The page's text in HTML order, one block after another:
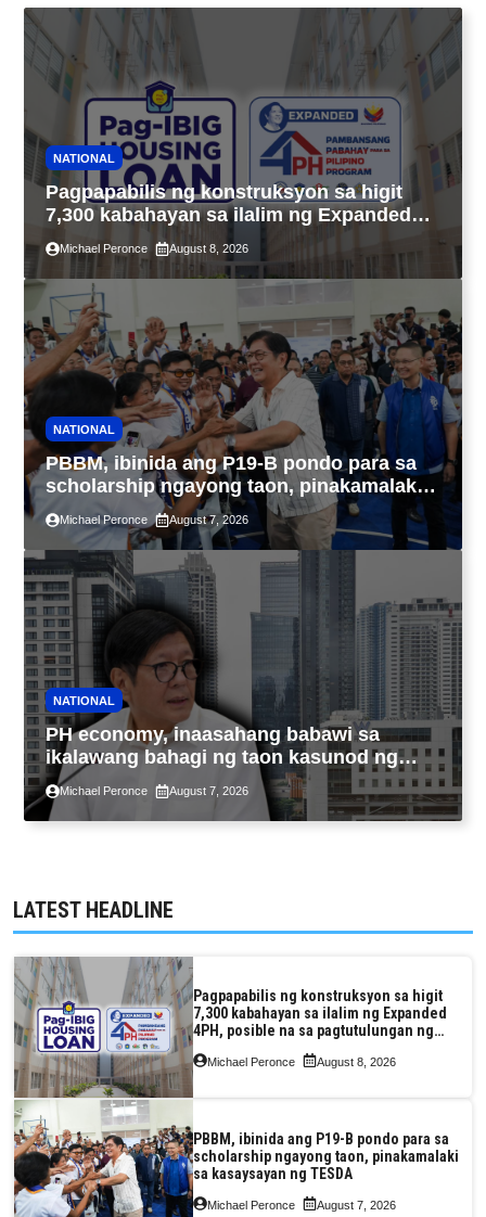
NATIONAL
Pagpapabilis ng konstruksyon sa higit
7,300 kabahayan sa ilalim ng Expanded
4PH, posible na sa pagtutulungan ng Pag-
IBIG at P.A. Alvarez
Michael Peronce August 8, 2026
NATIONAL
PBBM, ibinida ang P19-B pondo para sa
scholarship ngayong taon, pinakamalaki
sa kasaysayan ng TESDA
Michael Peronce August 7, 2026
NATIONAL
PH economy, inaasahang babawi sa
ikalawang bahagi ng taon kasunod ng
2.3% GDP dulot ng Middle East war,
pagkaantala ng public construction
Michael Peronce August 7, 2026
LATEST HEADLINE
Pagpapabilis ng konstruksyon sa higit
7,300 kabahayan sa ilalim ng Expanded
4PH, posible na sa pagtutulungan ng
Pag-IBIG at P.A. Alvarez
Michael Peronce August 8, 2026
PBBM, ibinida ang P19-B pondo para sa
scholarship ngayong taon, pinakamalaki
sa kasaysayan ng TESDA
Michael Peronce August 7, 2026